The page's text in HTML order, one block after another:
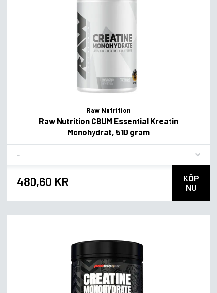
Raw Nutrition
Raw Nutrition CBUM Essential Kreatin
Monohydrat, 510 gram
480,60 KR
KÖP
NU